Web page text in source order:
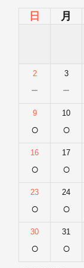
日 月
2
－
3
－
9
○
10
○
16
○
17
○
23
○
24
○
30
○
31
○